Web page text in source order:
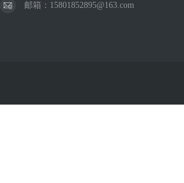
邮箱：15801852895@163.com